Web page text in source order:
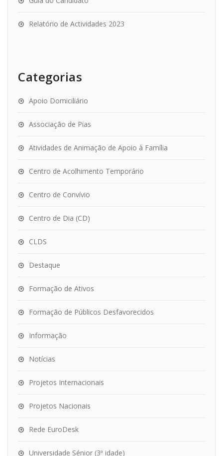
Relatório de Actividades 2023
Categorias
Apoio Domiciliário
Associação de Pias
Atividades de Animação de Apoio à Família
Centro de Acolhimento Temporário
Centro de Convívio
Centro de Dia (CD)
CLDS
Destaque
Formação de Ativos
Formação de Públicos Desfavorecidos
Informação
Notícias
Projetos Internacionais
Projetos Nacionais
Rede EuroDesk
Universidade Sénior (3ª idade)